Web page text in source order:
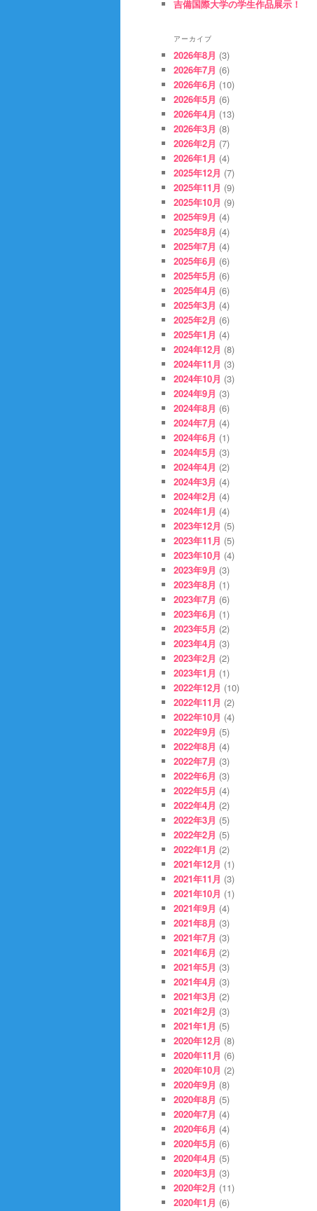
吉備国際大学の学生作品展示！
アーカイブ
2026年8月 (3)
2026年7月 (6)
2026年6月 (10)
2026年5月 (6)
2026年4月 (13)
2026年3月 (8)
2026年2月 (7)
2026年1月 (4)
2025年12月 (7)
2025年11月 (9)
2025年10月 (9)
2025年9月 (4)
2025年8月 (4)
2025年7月 (4)
2025年6月 (6)
2025年5月 (6)
2025年4月 (6)
2025年3月 (4)
2025年2月 (6)
2025年1月 (4)
2024年12月 (8)
2024年11月 (3)
2024年10月 (3)
2024年9月 (3)
2024年8月 (6)
2024年7月 (4)
2024年6月 (1)
2024年5月 (3)
2024年4月 (2)
2024年3月 (4)
2024年2月 (4)
2024年1月 (4)
2023年12月 (5)
2023年11月 (5)
2023年10月 (4)
2023年9月 (3)
2023年8月 (1)
2023年7月 (6)
2023年6月 (1)
2023年5月 (2)
2023年4月 (3)
2023年2月 (2)
2023年1月 (1)
2022年12月 (10)
2022年11月 (2)
2022年10月 (4)
2022年9月 (5)
2022年8月 (4)
2022年7月 (3)
2022年6月 (3)
2022年5月 (4)
2022年4月 (2)
2022年3月 (5)
2022年2月 (5)
2022年1月 (2)
2021年12月 (1)
2021年11月 (3)
2021年10月 (1)
2021年9月 (4)
2021年8月 (3)
2021年7月 (3)
2021年6月 (2)
2021年5月 (3)
2021年4月 (3)
2021年3月 (2)
2021年2月 (3)
2021年1月 (5)
2020年12月 (8)
2020年11月 (6)
2020年10月 (2)
2020年9月 (8)
2020年8月 (5)
2020年7月 (4)
2020年6月 (4)
2020年5月 (6)
2020年4月 (5)
2020年3月 (3)
2020年2月 (11)
2020年1月 (6)